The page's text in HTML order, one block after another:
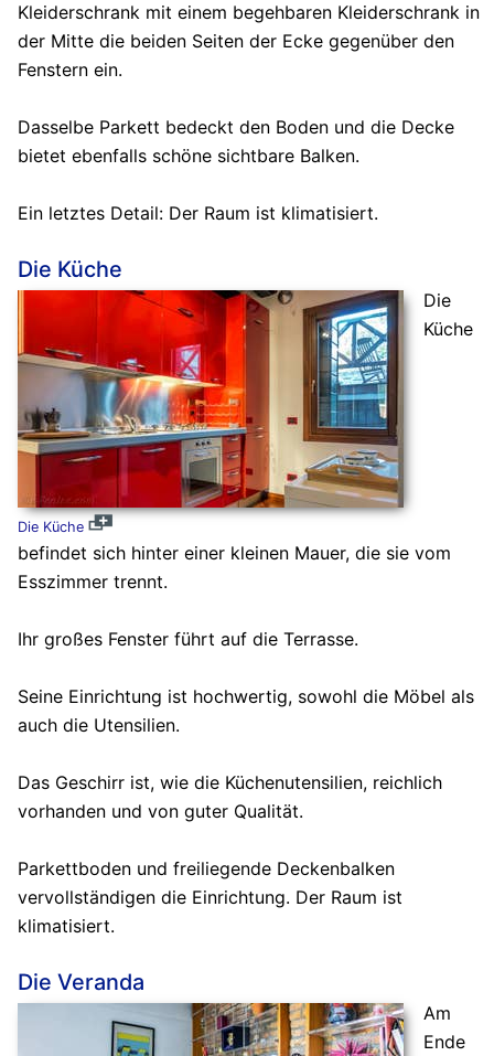
Kleiderschrank mit einem begehbaren Kleiderschrank in
der Mitte die beiden Seiten der Ecke gegenüber den
Fenstern ein.
Dasselbe Parkett bedeckt den Boden und die Decke
bietet ebenfalls schöne sichtbare Balken.
Ein letztes Detail: Der Raum ist klimatisiert.
Die Küche
Die Küche
Die
Küche
befindet sich hinter einer kleinen Mauer, die sie vom
Esszimmer trennt.
Ihr großes Fenster führt auf die Terrasse.
Seine Einrichtung ist hochwertig, sowohl die Möbel als
auch die Utensilien.
Das Geschirr ist, wie die Küchenutensilien, reichlich
vorhanden und von guter Qualität.
Parkettboden und freiliegende Deckenbalken
vervollständigen die Einrichtung. Der Raum ist
klimatisiert.
Die Veranda
Am
Ende